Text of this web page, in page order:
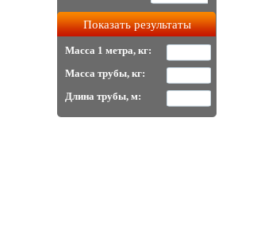
Масса 1 метра, кг:
Масса трубы, кг:
Длина трубы, м: